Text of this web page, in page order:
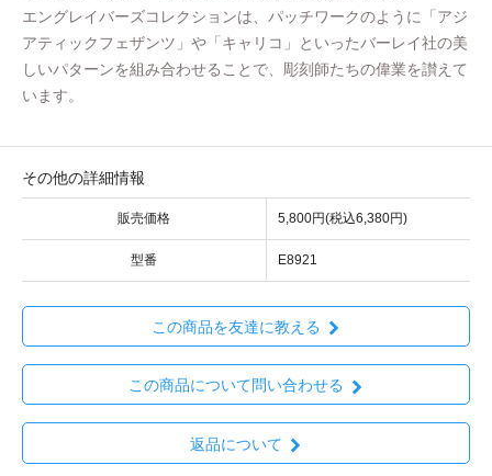
エングレイバーズコレクションは、パッチワークのように「アジ
アティックフェザンツ」や「キャリコ」といったバーレイ社の美
しいパターンを組み合わせることで、彫刻師たちの偉業を讃えて
います。
その他の詳細情報
販売価格 5,800円(税込6,380円)
型番 E8921
この商品を友達に教える
この商品について問い合わせる
返品について